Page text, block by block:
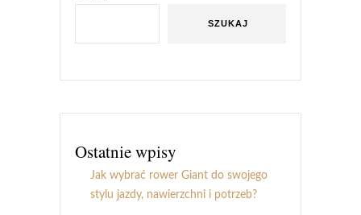
SZUKAJ
Ostatnie wpisy
Jak wybrać rower Giant do swojego
stylu jazdy, nawierzchni i potrzeb?